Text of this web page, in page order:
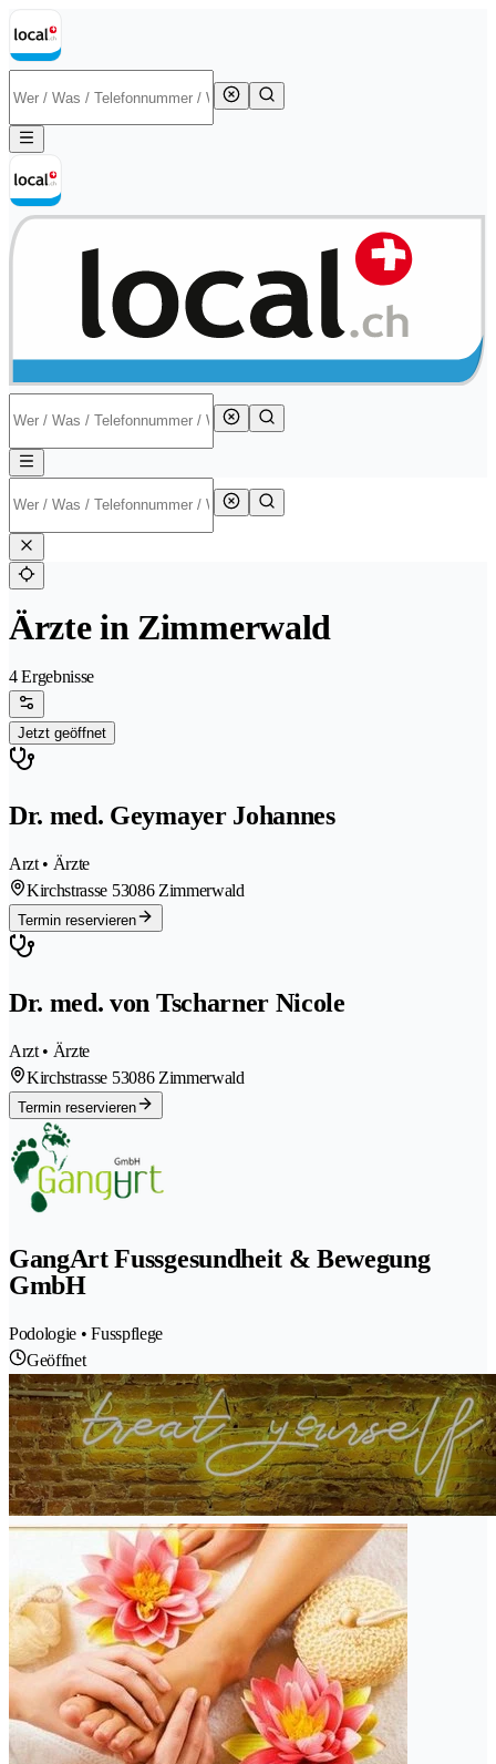
Ärzte in Zimmerwald
4 Ergebnisse
Jetzt geöffnet
Dr. med. Geymayer Johannes
Arzt • Ärzte
Kirchstrasse 53086 Zimmerwald
Termin reservieren
Dr. med. von Tscharner Nicole
Arzt • Ärzte
Kirchstrasse 53086 Zimmerwald
Termin reservieren
GangArt Fussgesundheit & Bewegung
GmbH
Podologie • Fusspflege
Geöffnet